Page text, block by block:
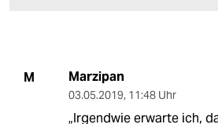
M Marzipan
03.05.2019, 11:48 Uhr
„Irgendwie erwarte ich,